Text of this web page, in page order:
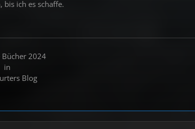
bis ich es schaffe.
Bücher 2024
in
Blog